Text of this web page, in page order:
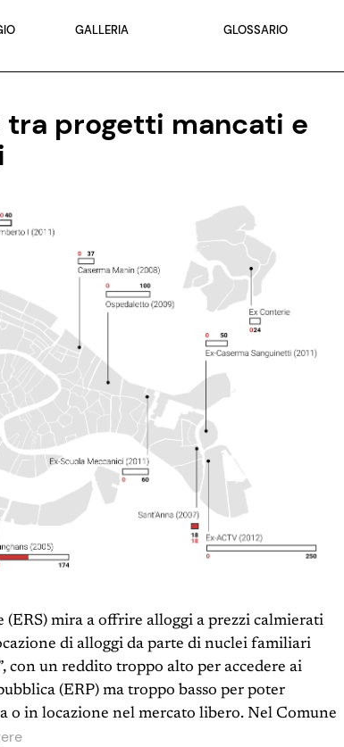
GALLERIA GLOSSARIO
tra progetti mancati e
(ERS) mira a offrire alloggi a prezzi calmierati
di alloggi da parte di nuclei familiari
con un reddito troppo alto per accedere ai
(ERP) ma troppo basso per poter
o in locazione nel mercato libero. Nel Comune